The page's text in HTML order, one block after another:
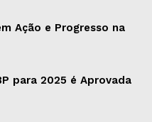
Ação e Progresso na
para 2025 é Aprovada